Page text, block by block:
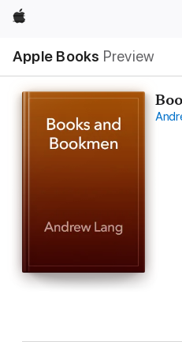
Apple
Apple Books Preview
lokaal
navigatiemenu